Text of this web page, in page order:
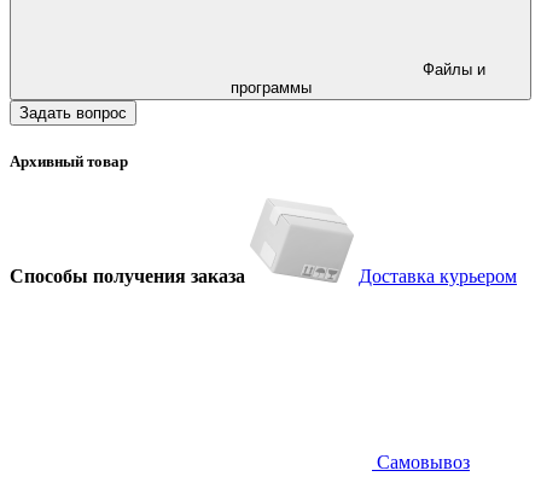
программы
Задать вопрос
Архивный товар
Способы получения заказа Доставка курьером
Самовывоз